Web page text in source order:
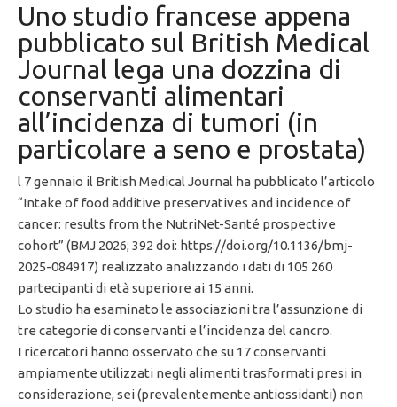
Uno studio francese appena
pubblicato sul British Medical
Journal lega una dozzina di
conservanti alimentari
all’incidenza di tumori (in
particolare a seno e prostata)
l 7 gennaio il British Medical Journal ha pubblicato l’articolo
“Intake of food additive preservatives and incidence of
cancer: results from the NutriNet-Santé prospective
cohort” (BMJ 2026; 392 doi: https://doi.org/10.1136/bmj-
2025-084917) realizzato analizzando i dati di 105 260
partecipanti di età superiore ai 15 anni.
Lo studio ha esaminato le associazioni tra l’assunzione di
tre categorie di conservanti e l’incidenza del cancro.
I ricercatori hanno osservato che su 17 conservanti
ampiamente utilizzati negli alimenti trasformati presi in
considerazione, sei (prevalentemente antiossidanti) non